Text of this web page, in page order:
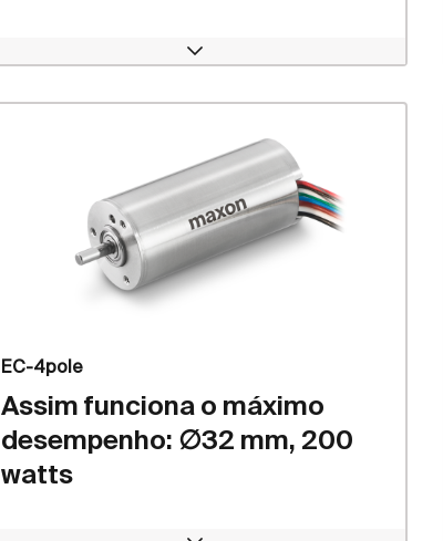
Open
EC-4pole
Assim funciona o máximo
desempenho: ∅32 mm, 200
watts